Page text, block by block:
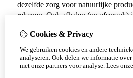
Cookies & Privacy
We gebruiken cookies en andere
analyseren. Ook delen we informatie
met onze partners voor analyse. Lees
dezelfde zorg voor natuurlijke
rekenen. Ook afhalen (op afspraak)
Vanaf 17 augustus zijn alle
Scherpenisse) weer geopend.